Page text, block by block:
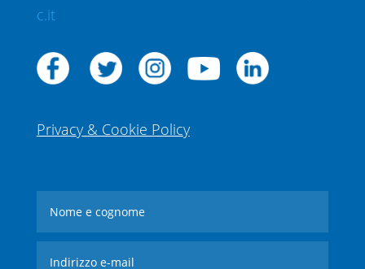
c.it
Privacy & Cookie Policy